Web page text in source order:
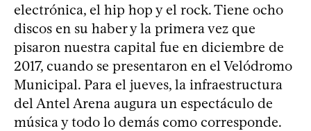
electrónica, el hip hop y el rock. Tiene ocho
discos en su haber y la primera vez que
pisaron nuestra capital fue en diciembre de
2017, cuando se presentaron en el Velódromo
Municipal. Para el jueves, la infraestructura
del Antel Arena augura un espectáculo de
música y todo lo demás como corresponde.